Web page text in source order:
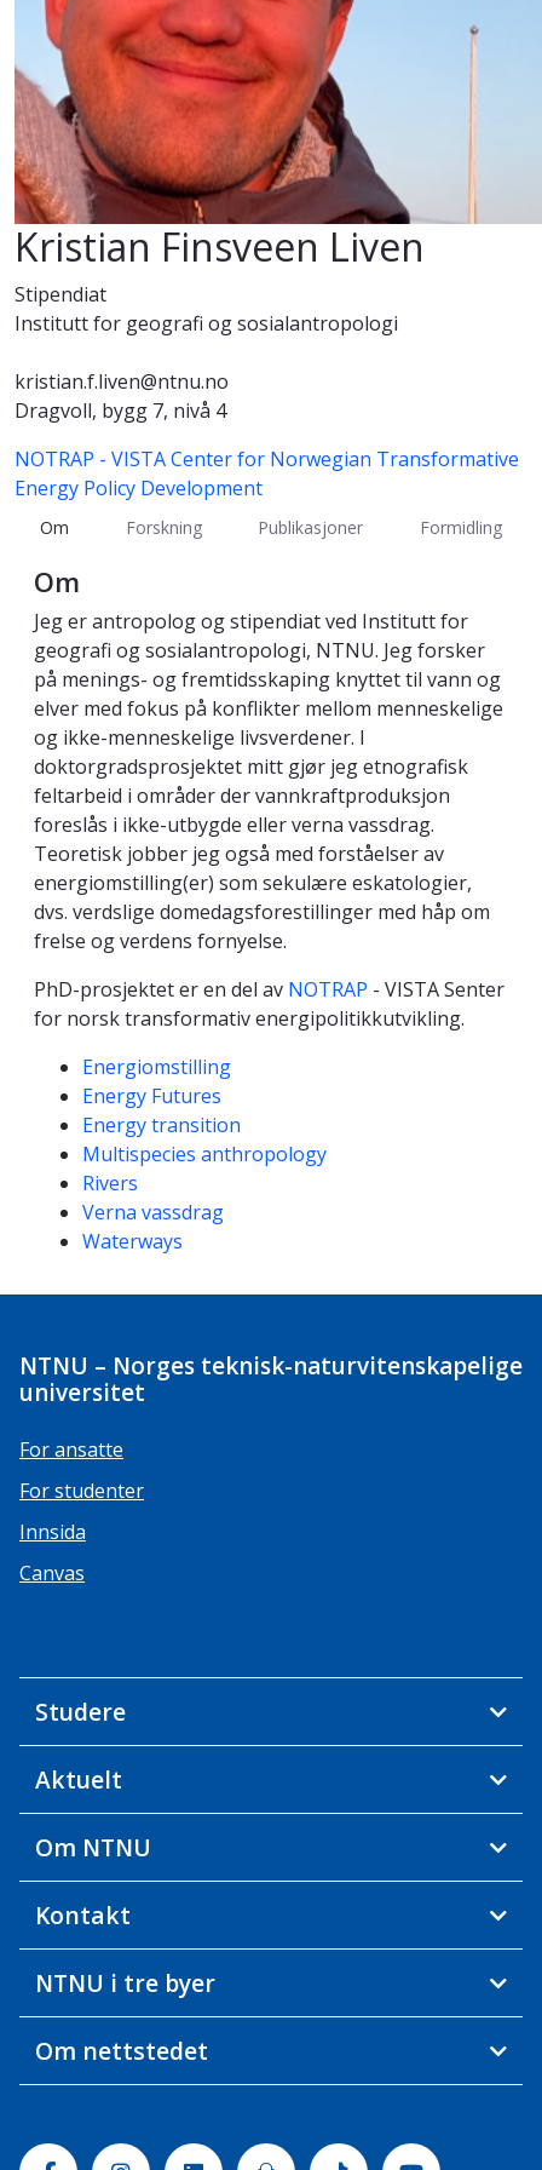
Kristian Finsveen Liven
Stipendiat
Institutt for geografi og sosialantropologi
kristian.f.liven@ntnu.no
Dragvoll, bygg 7, nivå 4
NOTRAP - VISTA Center for Norwegian Transformative
Energy Policy Development
Om Forskning Publikasjoner Formidling
Om
Jeg er antropolog og stipendiat ved Institutt for
geografi og sosialantropologi, NTNU. Jeg forsker
på menings- og fremtidsskaping knyttet til vann og
elver med fokus på konflikter mellom menneskelige
og ikke-menneskelige livsverdener. I
doktorgradsprosjektet mitt gjør jeg etnografisk
feltarbeid i områder der vannkraftproduksjon
foreslås i ikke-utbygde eller verna vassdrag.
Teoretisk jobber jeg også med forståelser av
energiomstilling(er) som sekulære eskatologier,
dvs. verdslige domedagsforestillinger med håp om
frelse og verdens fornyelse.
PhD-prosjektet er en del av NOTRAP - VISTA Senter
for norsk transformativ energipolitikkutvikling.
Kompetanseord
Energiomstilling
Energy Futures
Energy transition
Multispecies anthropology
Rivers
Verna vassdrag
Waterways
NTNU – Norges teknisk-naturvitenskapelige
universitet
For ansatte
For studenter
Innsida
Canvas
Studere
Aktuelt
Om NTNU
Kontakt
NTNU i tre byer
Om nettstedet